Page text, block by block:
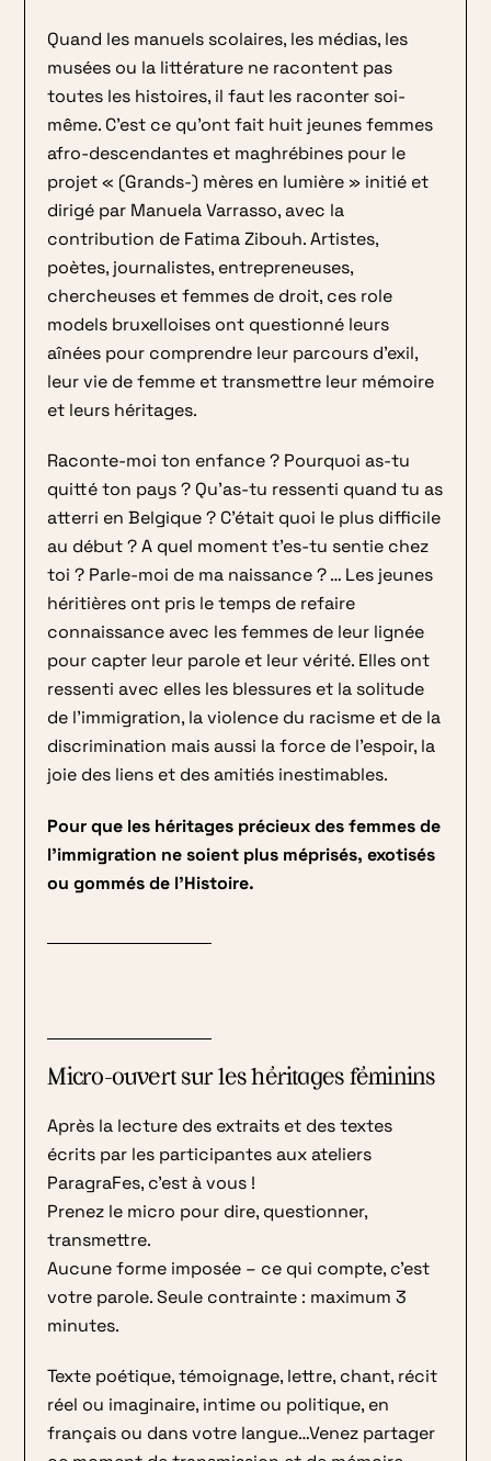
Quand les manuels scolaires, les médias, les
musées ou la littérature ne racontent pas
toutes les histoires, il faut les raconter soi-
même. C’est ce qu’ont fait huit jeunes femmes
afro-descendantes et maghrébines pour le
projet « (Grands-) mères en lumière » initié et
dirigé par Manuela Varrasso, avec la
contribution de Fatima Zibouh. Artistes,
poètes, journalistes, entrepreneuses,
chercheuses et femmes de droit, ces role
models bruxelloises ont questionné leurs
aînées pour comprendre leur parcours d’exil,
leur vie de femme et transmettre leur mémoire
et leurs héritages.
Raconte-moi ton enfance ? Pourquoi as-tu
quitté ton pays ? Qu’as-tu ressenti quand tu as
atterri en Belgique ? C’était quoi le plus difficile
au début ? A quel moment t’es-tu sentie chez
toi ? Parle-moi de ma naissance ? … Les jeunes
héritières ont pris le temps de refaire
connaissance avec les femmes de leur lignée
pour capter leur parole et leur vérité. Elles ont
ressenti avec elles les blessures et la solitude
de l’immigration, la violence du racisme et de la
discrimination mais aussi la force de l’espoir, la
joie des liens et des amitiés inestimables.
Pour que les héritages précieux des femmes de
l’immigration ne soient plus méprisés, exotisés
ou gommés de l’Histoire.
Micro-ouvert sur les héritages féminins
Après la lecture des extraits et des textes
écrits par les participantes aux ateliers
ParagraFes, c’est à vous !
Prenez le micro pour dire, questionner,
transmettre.
Aucune forme imposée – ce qui compte, c’est
votre parole. Seule contrainte : maximum 3
minutes.
Texte poétique, témoignage, lettre, chant, récit
réel ou imaginaire, intime ou politique, en
français ou dans votre langue…Venez partager